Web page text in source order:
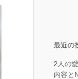
最近の
2人の
内容と